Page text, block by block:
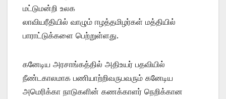
மட்டுமன்றி உலக
லாவியரீதியில் வாழும் ஈழத்தமிழர்கள் மத்தியில்
பாராட்டுக்களை பெற்றுள்ளது.
கனேடிய அரசாங்கத்தில் அதிஉயர் பதவியில்
நீண்டகாலமாக பணியாற்றிவருபவரும் கனேடிய
அமெரிக்கா நாடுகளின் கணக்காளர் நெறிக்கான